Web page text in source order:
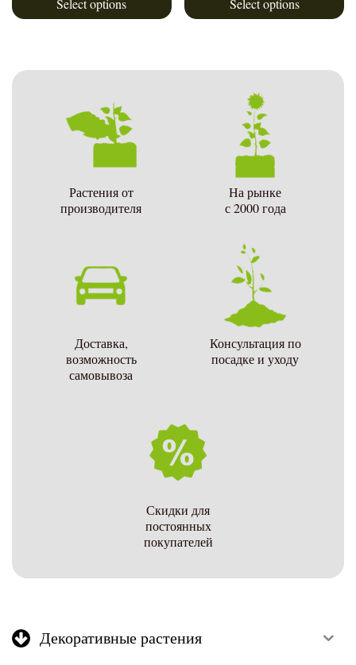
Декоративные растения
Select options Select options
Растения от
производителя
На рынке
с 2000 года
Доставка,
возможность
самовывоза
Консультация по
посадке и уходу
Скидки для
постоянных
покупателей